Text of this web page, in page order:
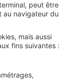
peut être
au navigateur du
mais aussi
fins suivantes :